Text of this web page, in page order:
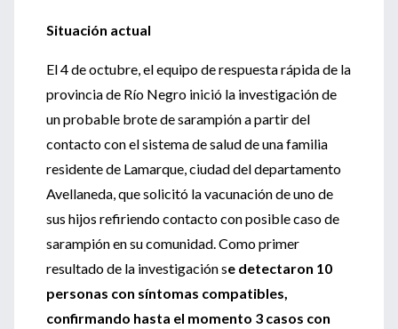
Situación actual
El 4 de octubre, el equipo de respuesta rápida de la
provincia de Río Negro inició la investigación de
un probable brote de sarampión a partir del
contacto con el sistema de salud de una familia
residente de Lamarque, ciudad del departamento
Avellaneda, que solicitó la vacunación de uno de
sus hijos refiriendo contacto con posible caso de
sarampión en su comunidad. Como primer
resultado de la investigación se detectaron 10
personas con síntomas compatibles,
confirmando hasta el momento 3 casos con